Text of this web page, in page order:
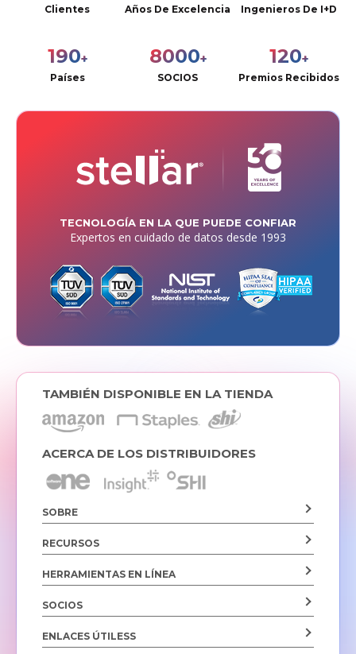
Clientes Años De Excelencia Ingenieros De I+D
190+
Países
8000+
SOCIOS
120+
Premios Recibidos
TECNOLOGÍA EN LA QUE PUEDE CONFIAR
Expertos en cuidado de datos desde 1993
TAMBIÉN DISPONIBLE EN LA TIENDA
ACERCA DE LOS DISTRIBUIDORES
SOBRE
RECURSOS
HERRAMIENTAS EN LÍNEA
SOCIOS
ENLACES ÚTILESS